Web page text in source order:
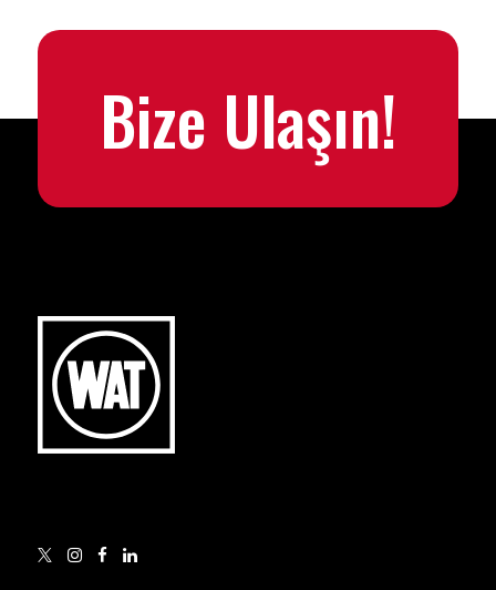
Bize Ulaşın!